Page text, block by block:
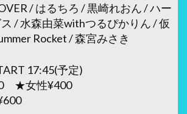
/ はるちろ / 黒崎れおん / ハー
/ 水森由菜withつるぴかりん / 仮
Rocket / 森宮みさき
17:45(予定)
★女性¥400